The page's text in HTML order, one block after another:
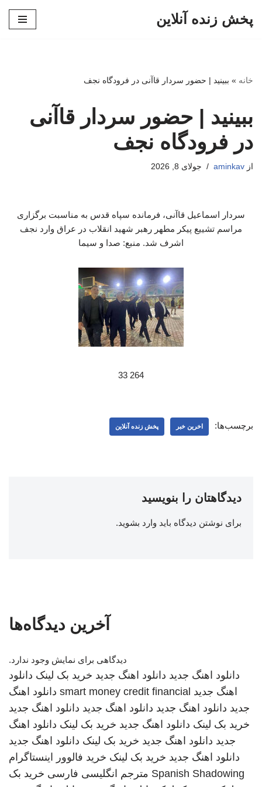
پخش زنده آنلاین
خانه » ببینید | حضور سردار قاآنی در فرودگاه نجف
ببینید | حضور سردار قاآنی
در فرودگاه نجف
از aminkav جولای 8, 2026
سردار اسماعیل قاآنی، فرمانده سپاه قدس به مناسبت برگزاری
مراسم تشییع پیکر مطهر رهبر شهید انقلاب در عراق وارد نجف
اشرف شد. منبع: صدا و سیما
264 33
برچسب‌ها: اخرین خبر پخش زنده آنلاین
دیدگاهتان را بنویسید
برای نوشتن دیدگاه باید وارد بشوید.
آخرین دیدگاه‌ها
دیدگاهی برای نمایش وجود ندارد.
دانلود اهنگ جدید دانلود اهنگ جدید خرید بک لینک دانلود
اهنگ جدید smart money credit financial دانلود اهنگ
جدید دانلود اهنگ جدید دانلود اهنگ جدید دانلود اهنگ جدید
خرید بک لینک دانلود اهنگ جدید خرید بک لینک دانلود اهنگ
جدید دانلود اهنگ جدید خرید بک لینک دانلود اهنگ جدید
دانلود اهنگ جدید خرید بک لینک خرید فالوور اینستاگرام
Spanish Shadowing مترجم انگلیسی فارسی خرید بک